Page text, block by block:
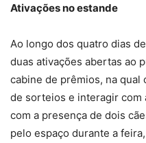
Ativações no estande
Ao longo dos quatro dias
duas ativações abertas ao
cabine de prêmios, na
de sorteios e interagir com
com a presença de dois
pelo espaço durante a